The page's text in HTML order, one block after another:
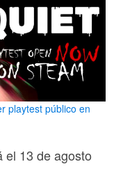
playtest público en
el 13 de agosto